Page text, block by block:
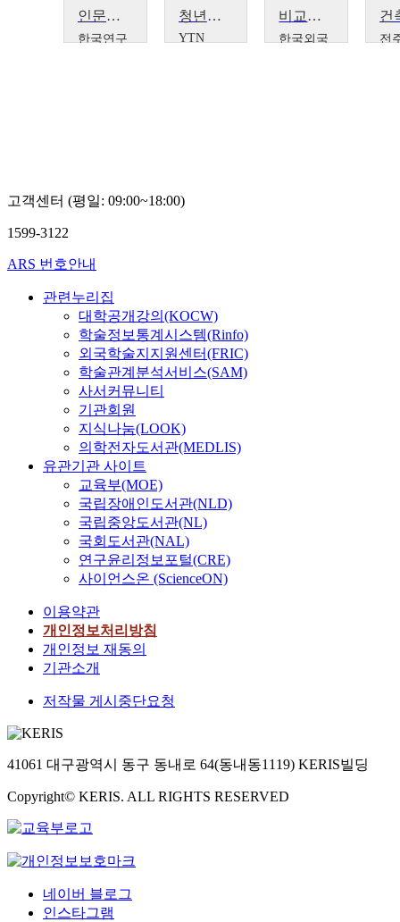
인문학 강좌_유학, 주자학, 그리고 실학 : 조선조에 대한 철학적 반성
한국연구
청년공익사업의 선두주자!, 변준영 대표
YTN
비교철학입문
한국외국
전
고객센터 (평일: 09:00~18:00)
1599-3122
ARS 번호안내
관련누리집
대학공개강의(KOCW)
학술정보통계시스템(Rinfo)
외국학술지지원센터(FRIC)
학술관계분석서비스(SAM)
사서커뮤니티
기관회원
지식나눔(LOOK)
의학전자도서관(MEDLIS)
유관기관 사이트
교육부(MOE)
국립장애인도서관(NLD)
국립중앙도서관(NL)
국회도서관(NAL)
연구윤리정보포털(CRE)
사이언스온 (ScienceON)
이용약관
개인정보처리방침
개인정보 재동의
기관소개
저작물 게시중단요청
41061 대구광역시 동구 동내로 64(동내동1119) KERIS빌딩
Copyright© KERIS. ALL RIGHTS RESERVED
네이버 블로그
인스타그램